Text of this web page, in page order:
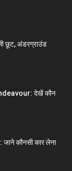
छूट, अंडरग्राउंड
देखें कौन
कौनसी कार लेना